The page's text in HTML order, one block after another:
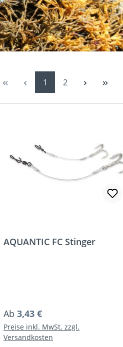
Seite
1 Seite
2
AQUANTIC FC Stinger
Regulärer Preis:
Ab 3,43 €
Preise inkl. MwSt. zzgl.
Versandkosten